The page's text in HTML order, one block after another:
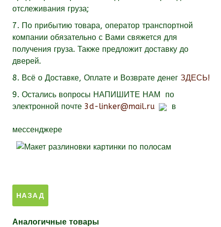
отслеживания груза;
7. По прибытию товара, оператор транспортной
компании обязательно с Вами свяжется для
получения груза. Также предложит доставку до
дверей.
8. Всё о Доставке, Оплате и Возврате денег ЗДЕСЬ!
9. Остались вопросы НАПИШИТЕ НАМ
по
электронной почте 3d-linker@mail.ru в
мессенджере
Аналогичные товары